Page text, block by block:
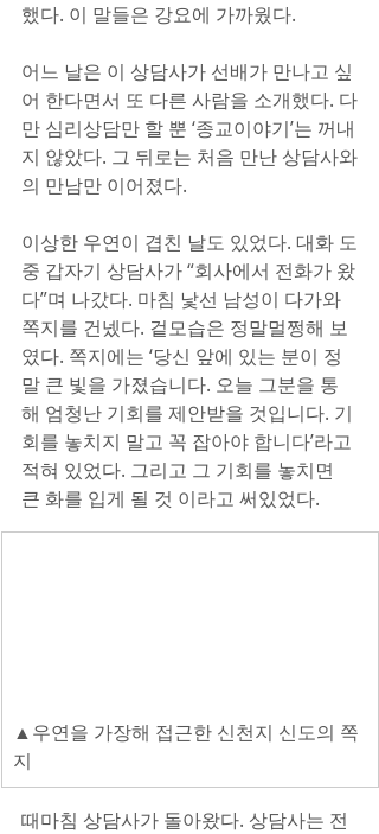
했다. 이 말들은 강요에 가까웠다.
어느 날은 이 상담사가 선배가 만나고 싶
어 한다면서 또 다른 사람을 소개했다. 다
만 심리상담만 할 뿐 ‘종교이야기’는 꺼내
지 않았다. 그 뒤로는 처음 만난 상담사와
의 만남만 이어졌다.
이상한 우연이 겹친 날도 있었다. 대화 도
중 갑자기 상담사가 “회사에서 전화가 왔
다”며 나갔다. 마침 낯선 남성이 다가와
쪽지를 건넸다. 겉모습은 정말멀쩡해 보
였다. 쪽지에는 ‘당신 앞에 있는 분이 정
말 큰 빛을 가졌습니다. 오늘 그분을 통
해 엄청난 기회를 제안받을 것입니다. 기
회를 놓치지 말고 꼭 잡아야 합니다’라고
적혀 있었다. 그리고 그 기회를 놓치면
큰 화를 입게 될 것 이라고 써있었다.
▲우연을 가장해 접근한 신천지 신도의 쪽
지
때마침 상담사가 돌아왔다. 상담사는 전